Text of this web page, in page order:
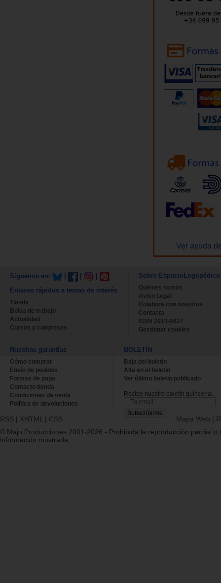
Ver ayuda
Síguenos en:
Enlaces rápidos a temas de interés
Tienda
Bolsa de trabajo
Actualidad
Cursos y congresos
Sobre EspacioLogopédico
Quienes somos
Aviso Legal
Colabora con nosotros
Contacta
ISSN 2013-0627
Gestionar cookies
Nuestras garantías
Cómo comprar
Envío de pedidos
Formas de pago
Contacto tienda
Condiciones de venta
Política de devoluciones
BOLETÍN
Baja del boletin
Alta en el boletin
Ver último boletin publicado
Recibe nuestro boletín quincenal.
RSS | XHTML | CSS Mapa Web |
© Majo Producciones 2001-2026 - Prohibida la reproducción parcial o
información mostrada